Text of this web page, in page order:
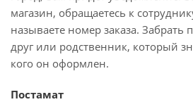
магазин, обращаетесь к
называете номер заказа. Забрать
друг или родственник, который
кого он оформлен.
Постамат